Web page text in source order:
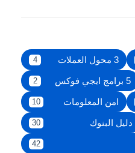
3 محول العملات 4
5 برامج ايجي فوكس 2
امن المعلومات 10
دليل البنوك 30
42